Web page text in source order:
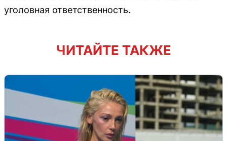
уголовная ответственность.
ЧИТАЙТЕ ТАКЖЕ